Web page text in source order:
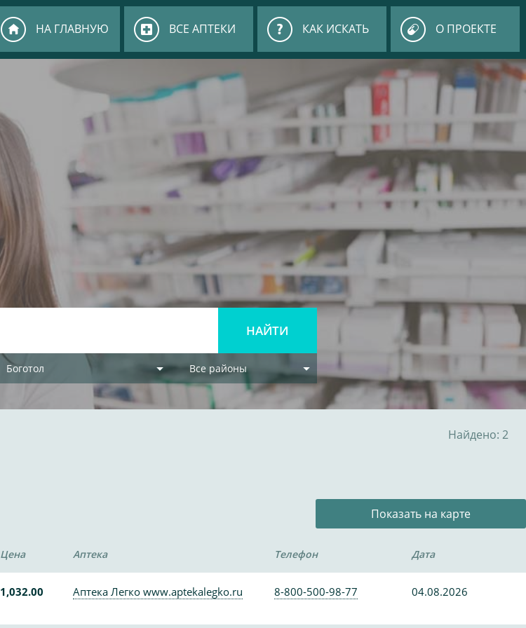
НА ГЛАВНУЮ ВСЕ АПТЕКИ КАК ИСКАТЬ О ПРОЕКТЕ
Боготол Все районы
Найдено: 2
Показать на карте
Цена Аптека Телефон Дата
1,032.00 Аптека Легко www.aptekalegko.ru 8-800-500-98-77 04.08.2026